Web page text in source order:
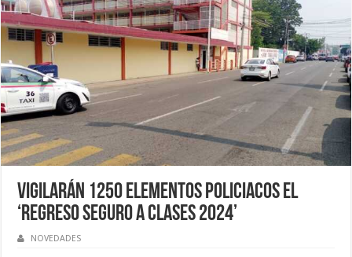
Vigilarán 1250 elementos policiacos el
‘Regreso Seguro a Clases 2024’
NOVEDADES